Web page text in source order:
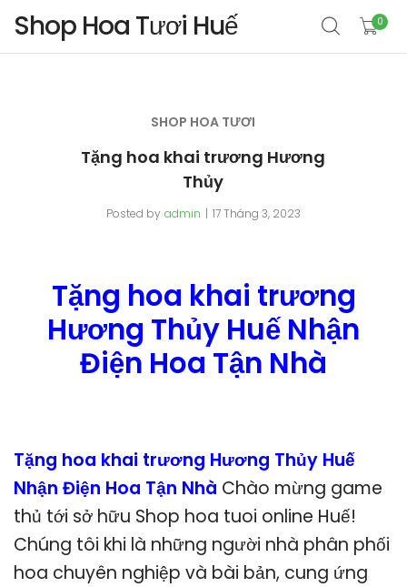
Shop Hoa Tươi Huế 0
SHOP HOA TƯƠI
Tặng hoa khai trương Hương
Thủy
Posted by admin 17 Tháng 3, 2023
Tặng hoa khai trương
Hương Thủy Huế Nhận
Điện Hoa Tận Nhà
Tặng hoa khai trương Hương Thủy Huế
Nhận Điện Hoa Tận Nhà Chào mừng game
thủ tới sở hữu Shop hoa tuoi online Huế!
Chúng tôi khi là những người nhà phân phối
hoa chuyên nghiệp và bài bản, cung ứng